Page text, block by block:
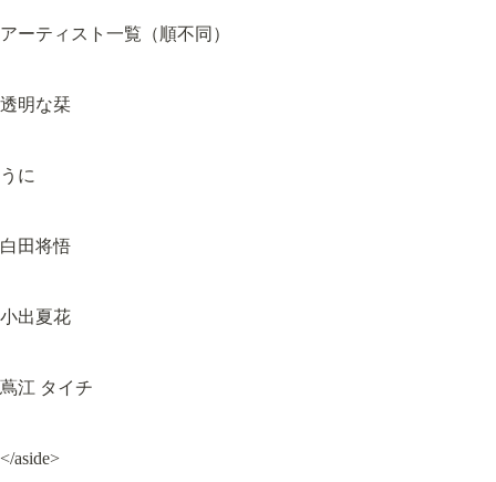
アーティスト一覧（順不同）
透明な栞
うに
白田将悟
小出夏花
蔦江 タイチ
</aside>